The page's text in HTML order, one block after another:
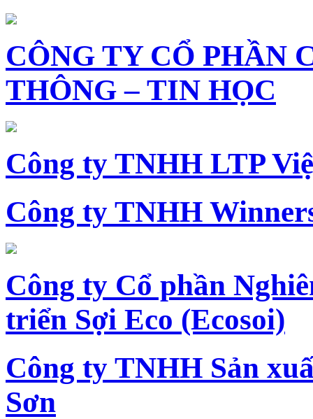
CÔNG TY CỔ PHẦN
THÔNG – TIN HỌC
Công ty TNHH LTP
Công ty TNHH
Công ty Cổ phần
triển Sợi Eco (Ecosoi)
Công ty TNHH Sản
Sơn